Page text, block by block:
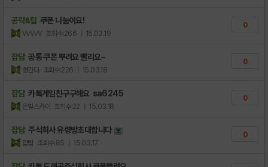
공략&팁 쿠폰 나눔이요!
VvVvV 조회수:266 | 15.03.19
0
잡담 공통 쿠폰 뿌려요 빨리요~
형간다 조회수:226 | 15.03.18
0
잡담 카톡게임친구구해요 sa6245
은빛스카이 조회수:22 | 15.03.18
0
잡담 주식회사 유령방초대합니다
깝탑 조회수:85 | 15.03.17
0